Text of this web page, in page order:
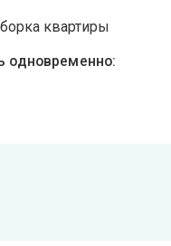
квартиры
одновременно: